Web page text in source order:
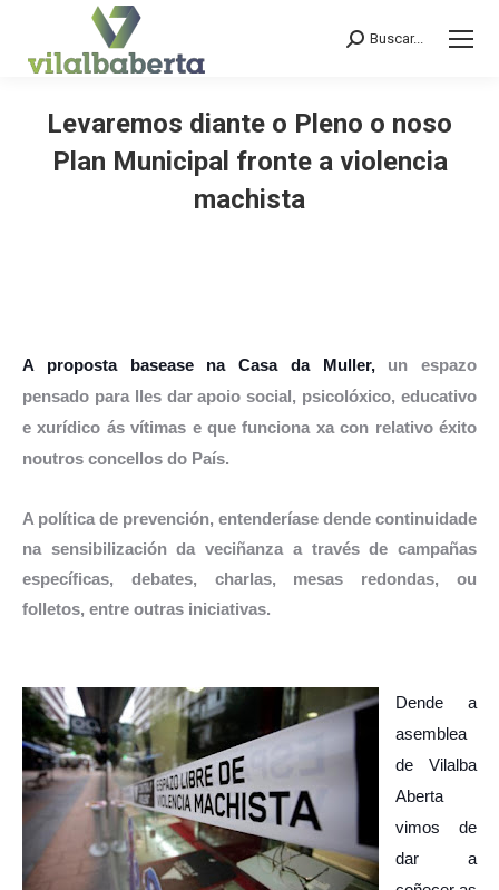
Search:
Buscar...
Levaremos diante o Pleno o noso
Plan Municipal fronte a violencia
machista
A proposta basease na Casa da Muller, un espazo
pensado para lles dar apoio social, psicolóxico, educativo
e xurídico ás vítimas e que funciona xa con relativo éxito
noutros concellos do País.
A política de prevención, entenderíase dende continuidade
na sensibilización da veciñanza a través de campañas
específicas, debates, charlas, mesas redondas, ou
folletos, entre outras iniciativas.
Dende a
asemblea
de Vilalba
Aberta
vimos de
dar a